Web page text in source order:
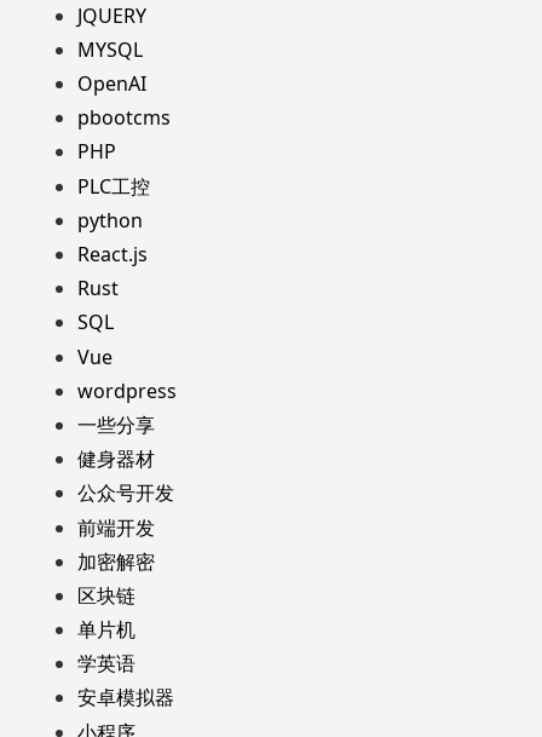
JQUERY
MYSQL
OpenAI
pbootcms
PHP
PLC工控
python
React.js
Rust
SQL
Vue
wordpress
一些分享
健身器材
公众号开发
前端开发
加密解密
区块链
单片机
学英语
安卓模拟器